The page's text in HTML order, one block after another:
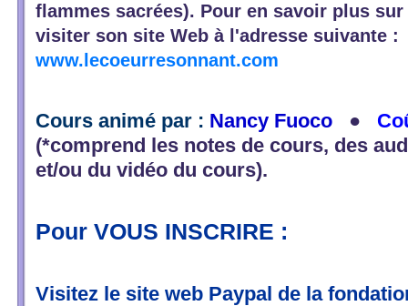
flammes sacrées). Pour en savoir plus
visiter son site Web à l'adresse suivante :
www.lecoeurresonnant.com
Cours animé par : Nancy Fuoco ●
(*comprend les notes de cours, des
et/ou du vidéo du cours).
Pour VOUS INSCRIRE :
Visitez le site web Paypal de la